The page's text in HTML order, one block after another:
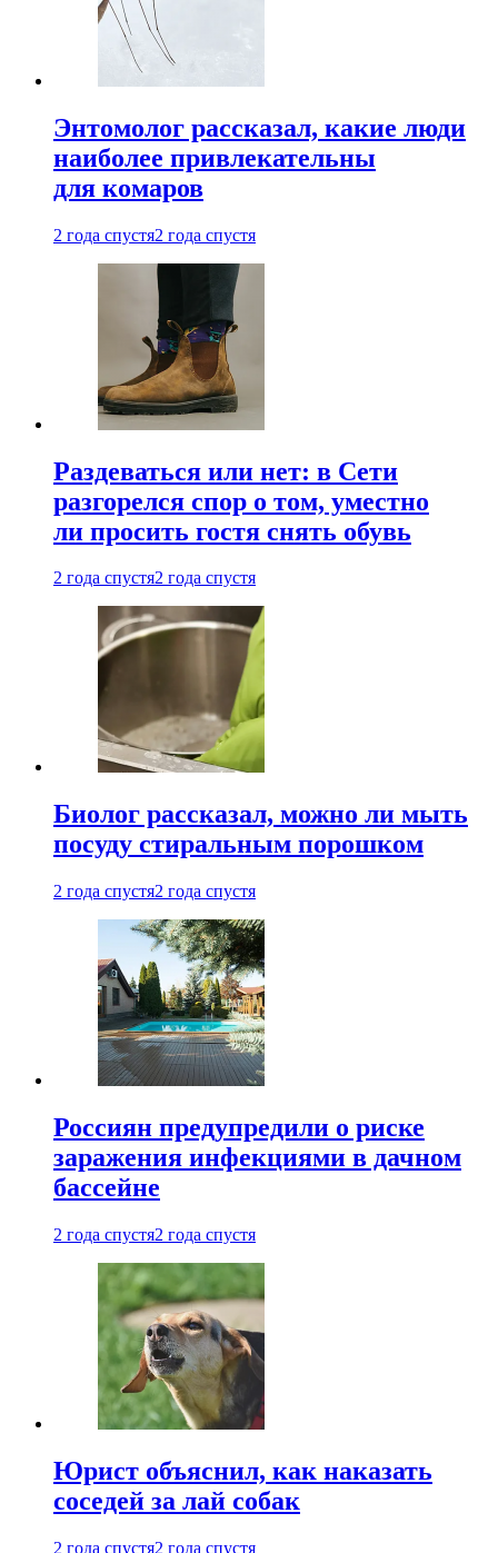
Энтомолог рассказал, какие люди
наиболее привлекательны
для комаров
2 года спустя2 года спустя
Раздеваться или нет: в Сети
разгорелся спор о том, уместно
ли просить гостя снять обувь
2 года спустя2 года спустя
Биолог рассказал, можно ли мыть
посуду стиральным порошком
2 года спустя2 года спустя
Россиян предупредили о риске
заражения инфекциями в дачном
бассейне
2 года спустя2 года спустя
Юрист объяснил, как наказать
соседей за лай собак
2 года спустя2 года спустя